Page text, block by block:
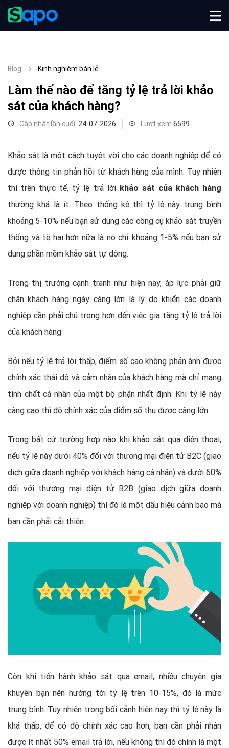
Blog Kinh nghiệm bán lẻ
Làm thế nào để tăng tỷ lệ trả lời khảo
sát của khách hàng?
Cập nhật lần cuối: 24-07-2026 Lượt xem 6599
Khảo sát là một cách tuyệt vời cho các doanh nghiệp để có
được thông tin phản hồi từ khách hàng của mình. Tuy nhiên
thì trên thực tế, tỷ lệ trả lời khảo sát của khách hàng
thường khá là ít. Theo thống kê thì tỷ lệ này trung bình
khoảng 5-10% nếu bạn sử dụng các công cụ khảo sát truyền
thống và tệ hại hơn nữa là nó chỉ khoảng 1-5% nếu bạn sử
dụng phần mềm khảo sát tự động.
Trong thị trường cạnh tranh như hiện nay, áp lực phải giữ
chân khách hàng ngày càng lớn là lý do khiến các doanh
nghiệp cần phải chú trọng hơn đến việc gia tăng tỷ lệ trả lời
của khách hàng.
Bởi nếu tỷ lệ trả lời thấp, điểm số cao không phản ánh được
chính xác thái độ và cảm nhận của khách hàng mà chỉ mang
tính chất cá nhân của một bộ phận nhất định. Khi tỷ lệ này
càng cao thì độ chính xác của điểm số thu được càng lớn.
Trong bất cứ trường hợp nào khi khảo sát qua điện thoại,
nếu tỷ lệ này dưới 40% đối với thương mại điện tử B2C (giao
dịch giữa doanh nghiệp với khách hàng cá nhân) và dưới 60%
đối với thương mại điện tử B2B (giao dịch giữa doanh
nghiệp với doanh nghiệp) thì đó là một dấu hiệu cảnh báo mà
bạn cần phải cải thiện.
Còn khi tiến hành khảo sát qua email, nhiều chuyên gia
khuyên bạn nên hướng tới tỷ lệ trên 10-15%, đó là mức
trung bình. Tuy nhiên trong bối cảnh hiện nay thì tỷ lệ này là
khá thấp, để có độ chính xác cao hơn, bạn cần phải nhận
được ít nhất 50% email trả lời, nếu không thì đó chính là một